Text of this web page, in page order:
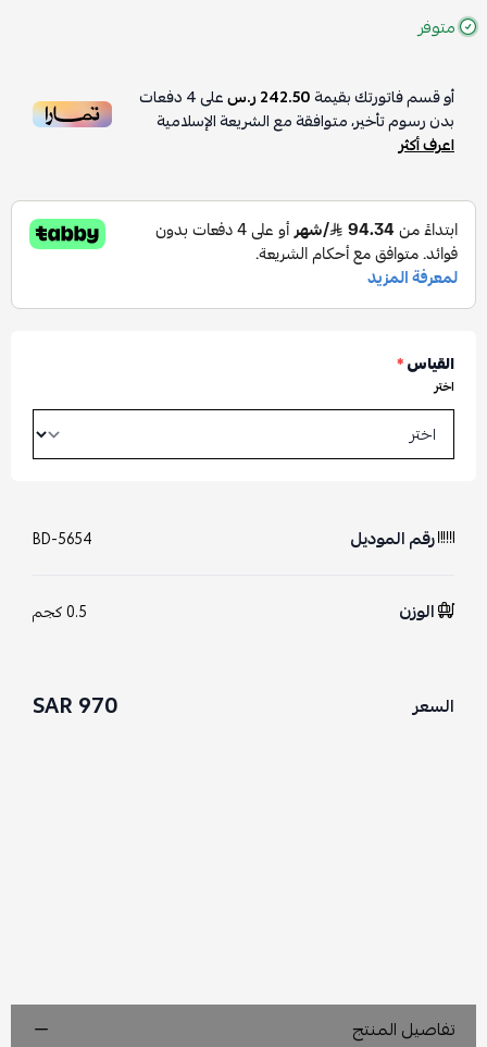
متوفر
أو قسم فاتورتك بقيمة242.50 ر.س على4دفعات
بدون رسوم تأخير، متوافقة مع الشريعة الإسلامية
اعرف أكثر
القياس*
اختر
رقم الموديل BD-5654
الوزن 0.5 كجم
السعر 970 SAR
تفاصيل المنتج